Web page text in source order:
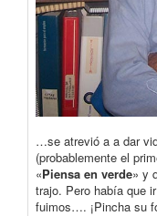
…se atrevió a a dar
(probablemente el
«Piensa en verde» y
trajo. Pero había que
fuimos…. ¡Pincha su